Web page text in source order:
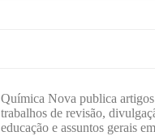
Química Nova publica
trabalhos de revisão,
educação e assuntos gerais